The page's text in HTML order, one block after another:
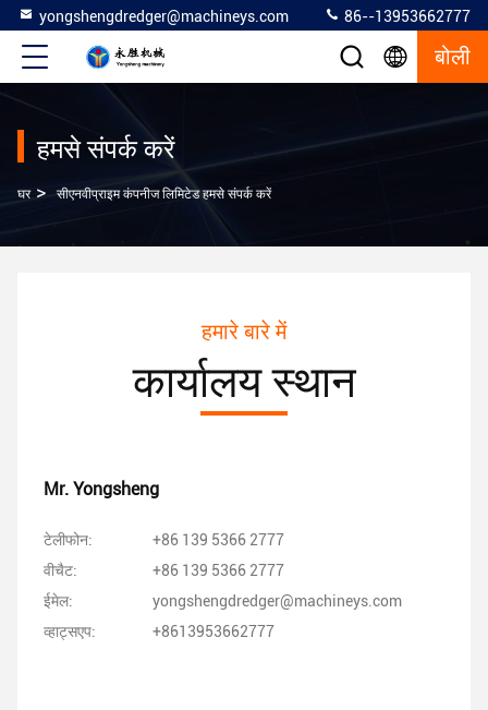
yongshengdredger@machineys.com 86--13953662777
बोली
हमसे संपर्क करें
घर > सीएनवीप्राइम कंपनीज लिमिटेड हमसे संपर्क करें
हमारे बारे में
कार्यालय स्थान
Mr. Yongsheng
टेलीफोन:
+86 139 5366 2777
वीचैट:
+86 139 5366 2777
ईमेल:
yongshengdredger@machineys.com
व्हाट्सएप:
+8613953662777